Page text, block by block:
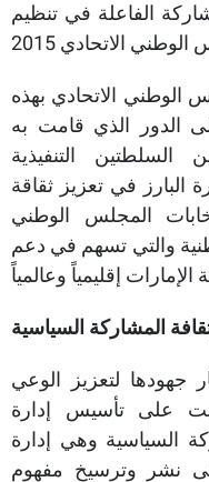
الفاعلة في تنظيم
الوطني الاتحادي بهذه
الدور الذي قامت به
السلطتين التنفيذية
البارز في تعزيز ثقاقة
المجلس الوطني
والتي تسهم في دعم
المشاركة السياسية
جهودها لتعزيز الوعي
على تأسيس إدارة
السياسية وهي إدارة
نشر وترسيخ مفهوم